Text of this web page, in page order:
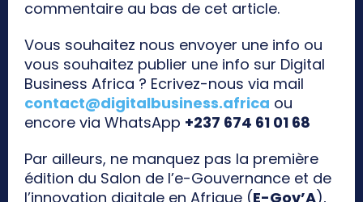
commentaire au bas de cet article.
Vous souhaitez nous envoyer une info ou
vous souhaitez publier une info sur Digital
Business Africa ? Ecrivez-nous via mail
contact@digitalbusiness.africa ou
encore via WhatsApp +237 674 61 01 68
Par ailleurs, ne manquez pas la première
édition du Salon de l’e-Gouvernance et de
l’innovation digitale en Afrique (E-Gov’A),